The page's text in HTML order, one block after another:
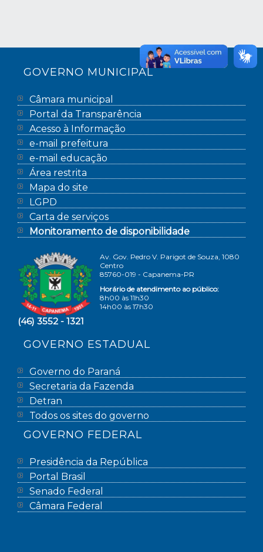
GOVERNO MUNICIPAL
Câmara municipal
Portal da Transparência
Acesso à Informação
e-mail prefeitura
e-mail educação
Área restrita
Mapa do site
LGPD
Carta de serviços
Monitoramento de disponibilidade
Av. Gov. Pedro V. Parigot de Souza, 1080
Centro
85760-019 - Capanema-PR
Horário de atendimento ao público:
8h00 às 11h30
14h00 às 17h30
(46) 3552 - 1321
GOVERNO ESTADUAL
Governo do Paraná
Secretaria da Fazenda
Detran
Todos os sites do governo
GOVERNO FEDERAL
Presidência da República
Portal Brasil
Senado Federal
Câmara Federal